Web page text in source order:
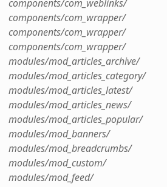
com_weblinks/
com_wrapper/
com_wrapper/
com_wrapper/
mod_articles_archive/
mod_articles_category/
mod_articles_latest/
mod_articles_news/
mod_articles_popular/
mod_banners/
mod_breadcrumbs/
mod_custom/
mod_feed/